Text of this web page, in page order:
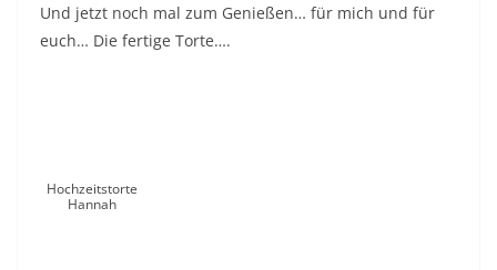
Und jetzt noch mal zum Genießen… für mich und für
euch… Die fertige Torte….
Hochzeitstorte
Hannah